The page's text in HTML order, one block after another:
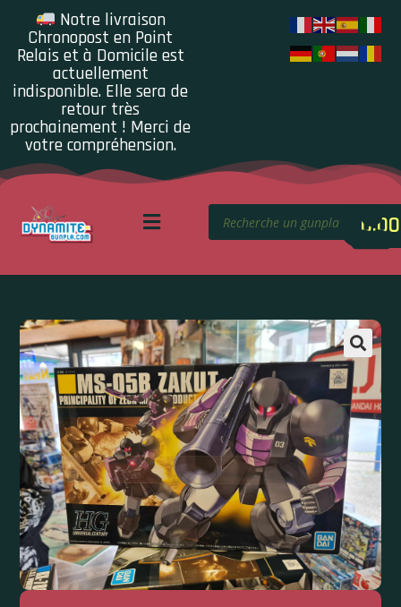
Notre livraison
Chronopost en Point
Relais et à Domicile est
actuellement
indisponible. Elle sera de
retour très
prochainement ! Merci de
votre compréhension.
0.00